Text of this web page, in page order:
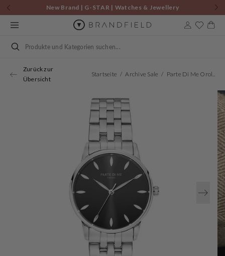
Zum
Inhalt
springen
New Brand | G-STAR | Watches & Jewellery
Suchen
Zurück zur
Übersicht
Startseite Archive Sale Parte Di Me Orologio Rund Damenuhr Silberfarben Und Schwarz PDM09048
Öffnen
1
in
der
Galerieansicht